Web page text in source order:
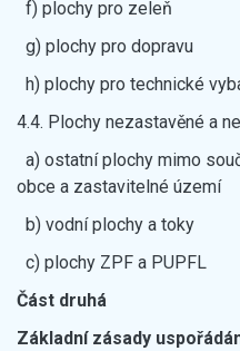
f) plochy pro zeleň
g) plochy pro dopravu
h) plochy pro technické
4.4. Plochy nezastavěné a
a) ostatní plochy mimo
obce a zastavitelné území
b) vodní plochy a toky
c) plochy ZPF a PUPFL
Část druhá
Základní zásady